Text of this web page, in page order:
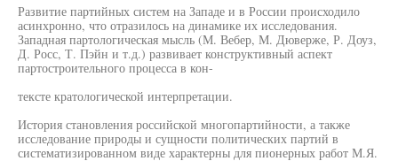
Развитие партийных систем на Западе и в России происходило
асинхронно, что отразилось на динамике их исследования.
Западная партологическая мысль (М. Вебер, М. Дюверже, Р. Доуз,
Д. Росс, Т. Пэйн и т.д.) развивает конструктивный аспект
партостроительного процесса в кон-
тексте кратологической интерпретации.
История становления российской многопартийности, а также
исследование природы и сущности политических партий в
систематизированном виде характерны для пионерных работ М.Я.